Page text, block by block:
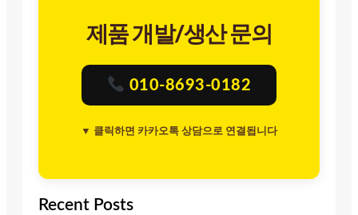
제품 개발/생산 문의
010-8693-0182
▼ 클릭하면 카카오톡 상담으로 연결됩니다
Recent Posts